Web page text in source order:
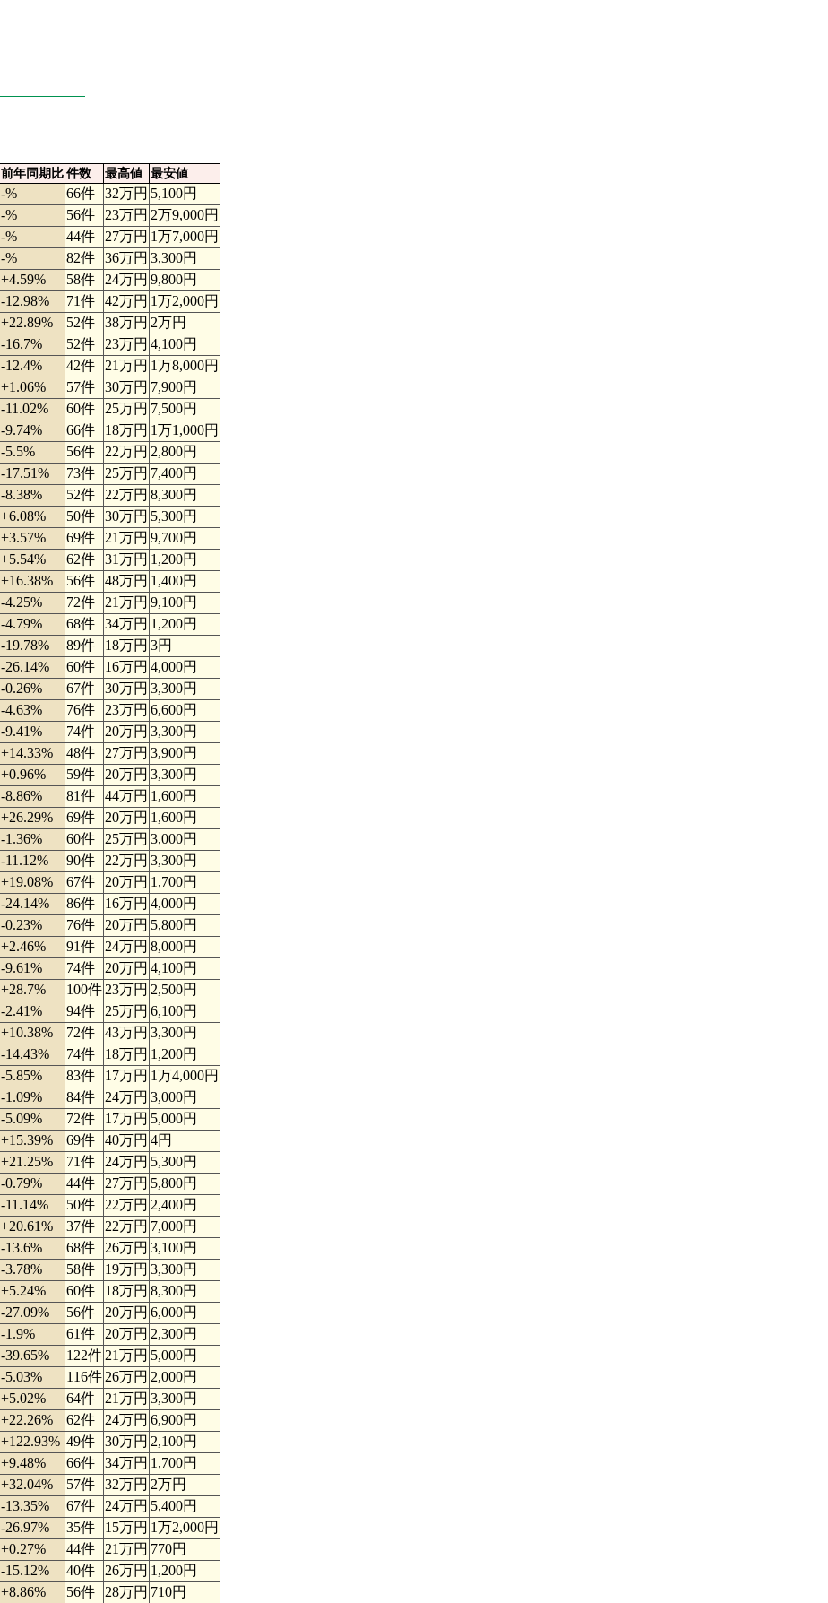
前年同期比件数 最高値 最安値
-% 66件 32万円 5,100円
-% 56件 23万円 2万9,000円
-% 44件 27万円 1万7,000円
-% 82件 36万円 3,300円
+4.59% 58件 24万円 9,800円
-12.98% 71件 42万円 1万2,000円
+22.89% 52件 38万円 2万円
-16.7% 52件 23万円 4,100円
-12.4% 42件 21万円 1万8,000円
+1.06% 57件 30万円 7,900円
-11.02% 60件 25万円 7,500円
-9.74% 66件 18万円 1万1,000円
-5.5% 56件 22万円 2,800円
-17.51% 73件 25万円 7,400円
-8.38% 52件 22万円 8,300円
+6.08% 50件 30万円 5,300円
+3.57% 69件 21万円 9,700円
+5.54% 62件 31万円 1,200円
+16.38% 56件 48万円 1,400円
-4.25% 72件 21万円 9,100円
-4.79% 68件 34万円 1,200円
-19.78% 89件 18万円 3円
-26.14% 60件 16万円 4,000円
-0.26% 67件 30万円 3,300円
-4.63% 76件 23万円 6,600円
-9.41% 74件 20万円 3,300円
+14.33% 48件 27万円 3,900円
+0.96% 59件 20万円 3,300円
-8.86% 81件 44万円 1,600円
+26.29% 69件 20万円 1,600円
-1.36% 60件 25万円 3,000円
-11.12% 90件 22万円 3,300円
+19.08% 67件 20万円 1,700円
-24.14% 86件 16万円 4,000円
-0.23% 76件 20万円 5,800円
+2.46% 91件 24万円 8,000円
-9.61% 74件 20万円 4,100円
+28.7% 100件23万円 2,500円
-2.41% 94件 25万円 6,100円
+10.38% 72件 43万円 3,300円
-14.43% 74件 18万円 1,200円
-5.85% 83件 17万円 1万4,000円
-1.09% 84件 24万円 3,000円
-5.09% 72件 17万円 5,000円
+15.39% 69件 40万円 4円
+21.25% 71件 24万円 5,300円
-0.79% 44件 27万円 5,800円
-11.14% 50件 22万円 2,400円
+20.61% 37件 22万円 7,000円
-13.6% 68件 26万円 3,100円
-3.78% 58件 19万円 3,300円
+5.24% 60件 18万円 8,300円
-27.09% 56件 20万円 6,000円
-1.9% 61件 20万円 2,300円
-39.65% 122件21万円 5,000円
-5.03% 116件26万円 2,000円
+5.02% 64件 21万円 3,300円
+22.26% 62件 24万円 6,900円
+122.93% 49件 30万円 2,100円
+9.48% 66件 34万円 1,700円
+32.04% 57件 32万円 2万円
-13.35% 67件 24万円 5,400円
-26.97% 35件 15万円 1万2,000円
+0.27% 44件 21万円 770円
-15.12% 40件 26万円 1,200円
+8.86% 56件 28万円 710円